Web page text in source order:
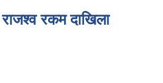
रकम दाखिला